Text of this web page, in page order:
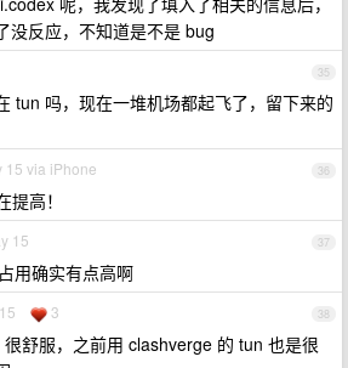
没反应，不知道是不是 bug
35
tun 吗，现在一堆机场都起飞了，留下来的
36
15 via iPhone
高！
37
15
用确实有点高啊
38
3
舒服，之前用 clashverge 的 tun 也是很